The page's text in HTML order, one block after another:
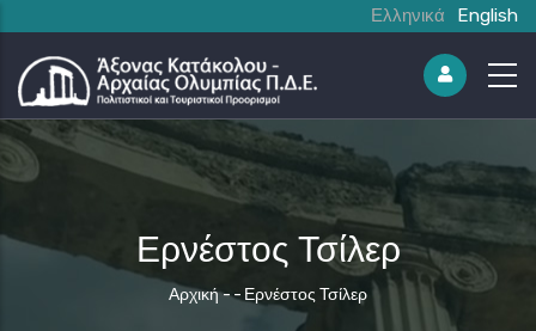
Ελληνικά English
Ερνέστος Τσίλερ
Breadcrumb
Αρχική-- Ερνέστος Τσίλερ